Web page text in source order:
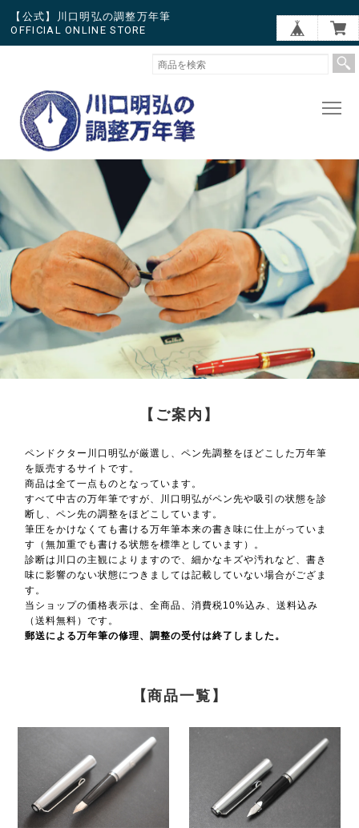
【公式】川口明弘の調整万年筆
OFFICIAL ONLINE STORE
【ご案内】
ペンドクター川口明弘が厳選し、ペン先調整をほどこした万年筆
を販売するサイトです。
商品は全て一点ものとなっています。
すべて中古の万年筆ですが、川口明弘がペン先や吸引の状態を診
断し、ペン先の調整をほどこしています。
筆圧をかけなくても書ける万年筆本来の書き味に仕上がっていま
す（無加重でも書ける状態を標準としています）。
診断は川口の主観によりますので、細かなキズや汚れなど、書き
味に影響のない状態につきましては記載していない場合がござま
す。
当ショップの価格表示は、全商品、消費税10%込み、送料込み
（送料無料）です。
郵送による万年筆の修理、調整の受付は終了しました。
【商品一覧】